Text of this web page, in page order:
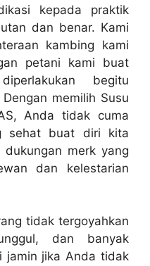
kepada praktik
dan benar. Kami
kambing kami
petani kami buat
begitu
memilih Susu
Anda tidak cuma
sehat buat diri kita
merk yang
dan kelestarian
tidak tergoyahkan
dan banyak
jamin jika Anda tidak